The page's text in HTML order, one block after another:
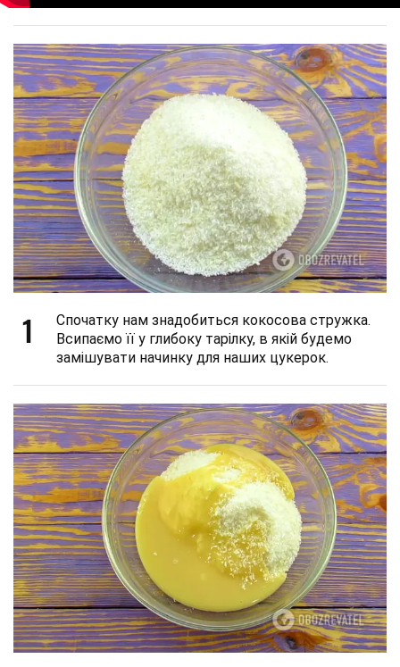
1
Спочатку нам знадобиться кокосова стружка.
Всипаємо її у глибоку тарілку, в якій будемо
замішувати начинку для наших цукерок.